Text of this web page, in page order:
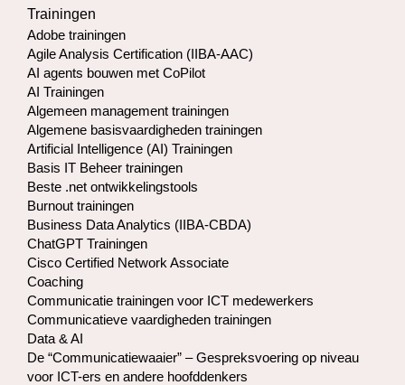
Trainingen
Adobe trainingen
Agile Analysis Certification (IIBA-AAC)
AI agents bouwen met CoPilot
AI Trainingen
Algemeen management trainingen
Algemene basisvaardigheden trainingen
Artificial Intelligence (AI) Trainingen
Basis IT Beheer trainingen
Beste .net ontwikkelingstools
Burnout trainingen
Business Data Analytics (IIBA-CBDA)
ChatGPT Trainingen
Cisco Certified Network Associate
Coaching
Communicatie trainingen voor ICT medewerkers
Communicatieve vaardigheden trainingen
Data & AI
De “Communicatiewaaier” – Gespreksvoering op niveau
voor ICT-ers en andere hoofddenkers